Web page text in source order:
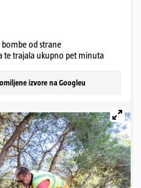
bombe od strane
te trajala ukupno pet minuta
izvore na Googleu